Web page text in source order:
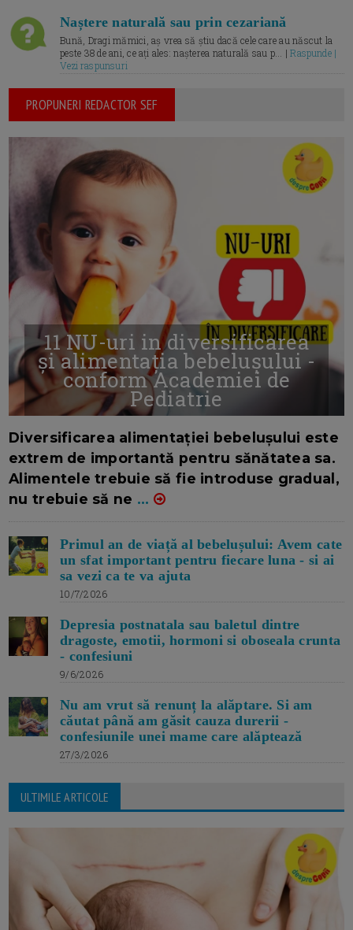
Naștere naturală sau prin cezariană
Bună, Dragi mămici, aș vrea să știu dacă cele care au născut la
peste 38 de ani, ce ați ales: nașterea naturală sau p... |Raspunde |
Vezi raspunsuri
PROPUNERI REDACTOR SEF
11 NU-uri in diversificarea
și alimentația bebelușului -
conform Academiei de
Pediatrie
Diversificarea alimentației bebelușului este
extrem de importantă pentru sănătatea sa.
Alimentele trebuie să fie introduse gradual,
nu trebuie să ne ...
Primul an de viață al bebelușului: Avem cate
un sfat important pentru fiecare luna - si ai
sa vezi ca te va ajuta
10/7/2026
Depresia postnatala sau baletul dintre
dragoste, emotii, hormoni si oboseala crunta
- confesiuni
9/6/2026
Nu am vrut să renunț la alăptare. Si am
căutat până am găsit cauza durerii -
confesiunile unei mame care alăptează
27/3/2026
ULTIMILE ARTICOLE